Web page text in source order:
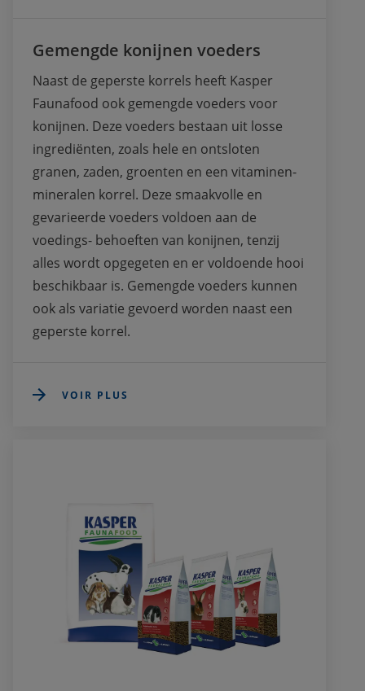
Gemengde konijnen voeders
Naast de geperste korrels heeft Kasper
Faunafood ook gemengde voeders voor
konijnen. Deze voeders bestaan uit losse
ingrediënten, zoals hele en ontsloten
granen, zaden, groenten en een vitaminen-
mineralen korrel. Deze smaakvolle en
gevarieerde voeders voldoen aan de
voedings- behoeften van konijnen, tenzij
alles wordt opgegeten en er voldoende hooi
beschikbaar is. Gemengde voeders kunnen
ook als variatie gevoerd worden naast een
geperste korrel.
VOIR PLUS